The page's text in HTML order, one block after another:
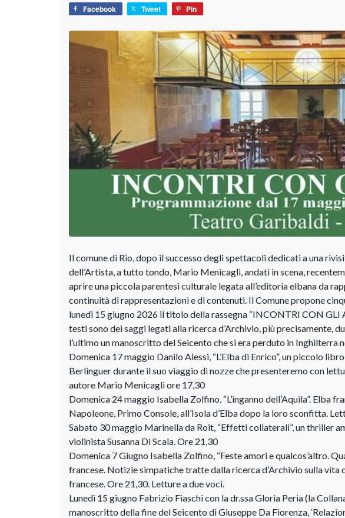
Facebook Tweet Pin
Il comune di Rio, dopo il successo degli spettacoli dedicati a una
dell’Artista, a tutto tondo, Mario Menicagli, andati in scena,
aprire una piccola parentesi culturale legata all’editoria elbana da
continuità di rappresentazioni e di contenuti. Il Comune propone
lunedì 15 giugno 2026 il titolo della rassegna “INCONTRI CON GLI
testi sono dei saggi legati alla ricerca d’Archivio, più precisamente,
l’ultimo un manoscritto del Seicento che si era perduto in Inghilterra
Domenica 17 maggio Danilo Alessi, “L’Elba di Enrico”, un piccolo
Berlinguer durante il suo viaggio di nozze che presenteremo con
autore Mario Menicagli ore 17,30
Domenica 24 maggio Isabella Zolfino, “L’inganno dell’Aquila”. Elba
Napoleone, Primo Console, all’Isola d’Elba dopo la loro sconfitta.
Sabato 30 maggio Marinella da Roit, “Effetti collaterali”, un thriller
violinista Susanna Di Scala. Ore 21,30
Domenica 7 Giugno Isabella Zolfino, “Feste amori e qualcos’altro.
francese. Notizie simpatiche tratte dalla ricerca d’Archivio sulla vita
francese. Ore 21,30. Letture a due voci.
Lunedì 15 giugno Fabrizio Fiaschi con la dr.ssa Gloria Peria (la
manoscritto della fine del Seicento di Giuseppe Da Fiorenza,